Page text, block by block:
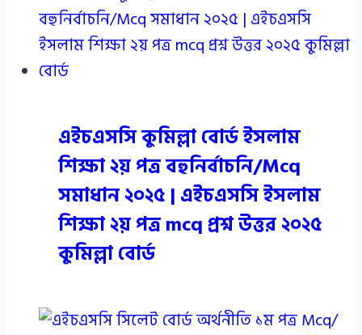
এইচএসসি কুমিল্লা বোর্ড ইসলাম
শিক্ষা ২য় পত্র বহুনির্বাচনি/Mcq
সমাধান ২০২৫ | এইচএসসি ইসলাম
শিক্ষা ২য় পত্র mcq প্রশ্ন উত্তর ২০২৫
কুমিল্লা বোর্ড